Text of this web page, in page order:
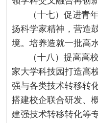
（十七）促进青
扬科学家精神，营造
境。培养造就一批高
（十八）提高高
家大学科技园打造高
强与各类技术转移转
搭建校企联合研发、
建强技术转移转化等